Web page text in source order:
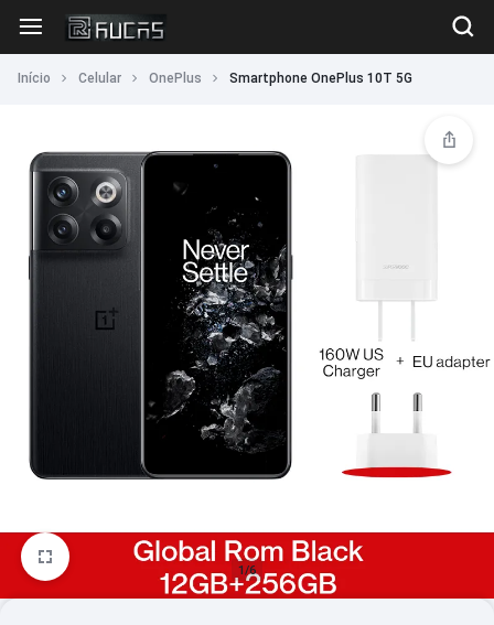
Início Celular OnePlus Smartphone OnePlus 10T 5G
1/6